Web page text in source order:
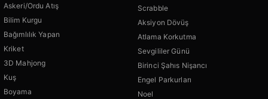
Askeri/Ordu Atış
Bilim Kurgu
Bağımlılık Yapan
Kriket
3D Mahjong
Kuş
Boyama
Scrabble
Aksiyon Dövüş
Atlama Korkutma
Sevgililer Günü
Birinci Şahıs Nişancı
Engel Parkurları
Noel